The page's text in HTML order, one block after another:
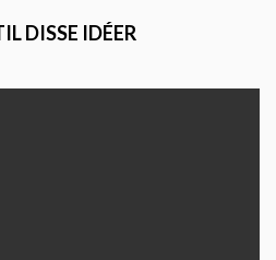
DISSE IDÉER